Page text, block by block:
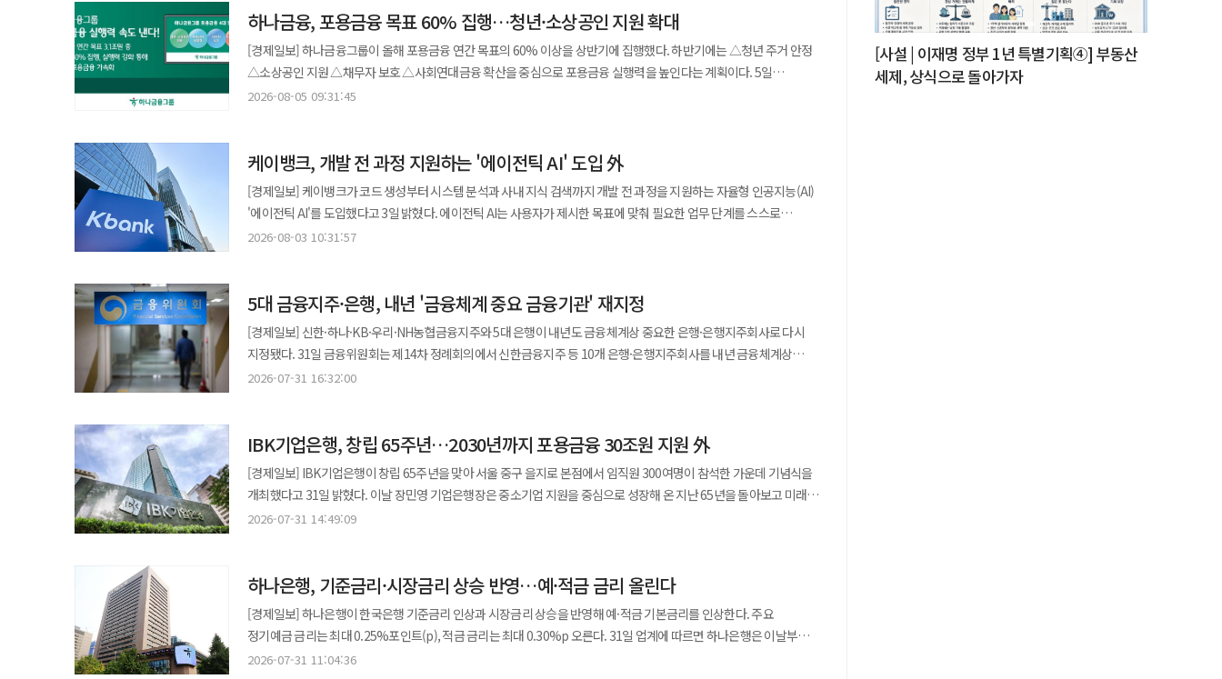
동기 대비 8.5% 늘어 증가율이 가장 높았다. 이자이익 증가와 함께 대손충당금 전입액이 0.8% 감소하면서 실적 개선을
이끌었다. 국민은행과 하나은행의 당기순이익은 각각 2조2254억원과 2조1211억원으로 전년 동기 대비 1.7%씩
증가했다. 국민은행은 충당금 전입액이 39.9% 감소했지만 일반관리비 증가로 순이익 증가 폭이 제한됐다. 하나은행은
이자이익이 두 자릿수 증가했지만 충당금 전입액이 38.4% 늘었다. 우리은행의 당기순이익은 1조3650억원으로 전년
동기 대비 12.0% 감소했다. NIM과 이자이익은 개선됐지만 신용손실에 대한 손상차손이 23.6% 증가하면서 전체
중소법인을 중심으로 저금리성 조달을 확대하고 개인 소매 결제성 자금도 늘어나면서 조달비용 관리에도 긍정적인
영향이 있을 것으로 보고 있다. 신한은행도 하반기 추가 금리 인상을 예상하며 NIM이 개선될 것으로 전망했다. 개인
정기예금 금리를 높여 예수금을 확보하는 동시에 기반 고객 확대를 통해 조달 구조도 개선될 것으로 보고 있다.
우리은행은 상반기 조달 효율화·자산수익률 제고로 NIM이 개선된 데 이어 하반기에도 금리 인상 흐름과 함께 상승세가
하반기 마진도 상반기 수준 이상을 기대하고 있다"고 말했다.
QR결제를 이용할 수 있다. GLN은 올해 하반기 베트남과 몽골 관광객까지 서비스 대상을 확대할 계획이다. 이석
GLN인터내셔널 대표는 "이번 QR결제 서비스 확대로 한국을 찾는 외국인 관광객이 더욱 편리하게 여행을 즐길 수 있게
되길 바란다"며 "앞으로도 혁신적인 결제 서비스를 지속적으로 제공해 국내외 고객에게 최상의 결제 경험을
티플러스와 연계해 통신 3사의 알뜰폰 요금제 28종을 비교하고 가입할 수 있는 서비스다. 가입 후 통신비 자동이체
계좌를 케이뱅크 계좌로 등록하고 요금을 납부하면 가입 다음 달부터 6개월간 매월 네이버페이 포인트 5000원을
지급한다. 최대 혜택은 3만원이다. 해당 서비스는 케이뱅크 앱 내 서비스 탭의 생활서비스 메뉴에서 이용할 수 있다.
케이뱅크는 'AI 부동산 경매 찾기' 서비스도 운영한다. 인공지능(AI) 기반 경매정보 플랫폼 '땅집고옥션'과 제휴해 전국의
제공하며 VIP 투자 분석 리포트를 통해 권리분석과 예상 입찰가, 예상 매각가 등도 확인 가능하다. 관련 정보는 법원 공식
데이터를 기반으로 제공한다. 케이뱅크 관계자는 "고객의 금융 니즈를 폭넓게 반영해 통신비 절감부터 부동산 투자까지
제휴 서비스를 확대했다"며 "앞으로도 여러 제휴처와 협업해 고객에게 실질적인 혜택과 편의를 제공하는 차별화된
대상은 아이통장 또는 토스뱅크 통장을 보유한 만 7세 이상 고객이다. 1인 1계좌만 가입할 수 있으며 가입 기간은
31일이다. 하루 최대 납입금액은 5000원이다. 금리는 기본금리 연 1.0%에 저금 성공 횟수에 따른 우대금리를 더해
적용한다. 31일간 저금하면 최고 연 10%의 금리를 받을 수 있다. 금리는 세전 기준이다. 고객은 매일 저금할 때마다
주어지는 미션을 수행하며 다람쥐의 매력과 체력, 지력 등을 높일 수 있다. 축적한 능력에 따라 캐릭터가 진화하며 저축
과정과 우대금리 조건을 게임 형태로 구성했다. 토스뱅크 관계자는 "키워봐요 31일적금은 고객이 저축을 어렵고
채무자의 상환 능력이 심각하게 악화하거나 최종 부도와 파산, 폐업 등으로 회수가 사실상 불가능하다고 판단되는
대출이 해당한다. 은행별로는 우리은행의 증가 폭이 가장 컸다. 우리은행의 2분기 말 추정손실은 1716억원으로 전년
동기(949억원) 대비 80.9% 증가했다. 같은 기간 하나은행의 추정손실은 1828억원으로 전년 동기(1178억원)보다
55.1% 늘었다. 이외 신한은행은 3421억원으로 전년 동기(2312억원) 대비 48.0%, KB국민은행 2489억원으로 전년
동기(2376억원) 대비 4.7% 증가했다. 반면 NH농협은행의 2분기 말 추정손실은 전년 동기(2752억원) 대비 3.5%
추정손실은 9809억원으로 전년 동기(7768억원) 대비 26.3% 증가했다. 직전 분기(8278억원)와 비교하면 18.5%
늘었다. 가계대출 추정손실도 증가했다. 5대 은행의 2분기 말 가계대출 추정손실은 2298억원으로 전년 동기(1794억원)
대비 28.1% 늘었다. 잠재 부실 여신도 10조원을 넘어섰다. 5대 은행의 2분기 말 요주의 여신은 10조2177억원으로 전년
동기(9조6667억원) 대비 5.7% 증가했다. 올해 1분기 말(9조3142억원)과 비교하면 9.7% 늘었다. 요주의 여신은 통상
원리금이 1일 이상 90일 미만 연체된 대출 등 향후 부실 가능성이 있는 채권을 뜻한다. 연체 기간이 90일을 넘으면
하나금융, 포용금융 목표 60% 집행…청년·소상공인 지원 확대
[경제일보] 하나금융그룹이 올해 포용금융 연간 목표의 60% 이상을 상반기에 집행했다. 하반기에는 △청년 주거 안정
△소상공인 지원 △채무자 보호 △사회연대금융 확산을 중심으로 포용금융 실행력을 높인다는 계획이다. 5일
하나금융은 민생경제 회복과 금융 사각지대 해소를 위해 포용금융 하반기 중점 추진 과제를 확정했다. 하나금융은 올해
강화한다. 하나금융은 지속성장·포용금융부문장인 이승열 부회장을 그룹 포용금융 최고책임자(CIFO)로 선정했다.
하반기 포용금융 4대 과제는 △청년·소상공인 지원 △포용금융 내재화 △채무자 보호 및 금융범죄 예방 △
사회연대금융 확산이다. 청년 지원 분야에서는 전세사기 피해 예방과 금융 안전망 구축에 나선다. 하나은행은 하반기 중
'청년지킴이 전세사기 보장보험'을 활용해 전세자금대출을 신규 이용하는 청년 약 1만명에게 보험료를 전액 지원할
계획이다. 청년 자산형성과 창업 지원도 이어간다. 하나은행은 보건복지부와 협업하는 '청년내일저축계좌'를 단독
청라국제도시 이전과 연계해 인천 지역 상생금융을 강화한다. 하나금융은 올해 인천신용보증재단에 총 55억원을
특별출연해 840억원 규모의 소상공인 특화 보증대출을 지원한다. 인천 지역화폐 '인천e음'과 공공 배달 애플리케이션
(앱) '먹깨비' 가맹점주에게 금융 우대 혜택도 제공한다. 인천 소상공인을 위한 100억원 규모의 마이너스통장 방식 긴급
운영자금도 추가 배정한다. '하나뿐인 사장님 대출' 등을 통해 무담보·무보증 금융지원과 성실상환 인센티브도 확대할
대안신용평가도 고도화한다. 하나은행은 하반기 중 통신정보 등 신규 대안 정보를 융합한 3차 고도화
대안신용평가모형을 적용할 예정이다. 금융위원회 주관 '소상공인 특화 신용평가모형(SCB)' 시범운영에도 참여한다.
중금리·서민금융 공급도 늘린다. 하나금융은 △하나원큐안심중금리대출 △새희망홀씨 △햇살론 등 상품 공급을
하반기에도 자체 채무조정을 확대해 취약 채무자의 재기를 지원한다. 금융범죄 예방 체계도 강화한다. 하나은행은 최근
3년간 약 6774억원 규모의 보이스피싱 피해를 예방했으며 하반기에는 신종 사기 패턴 분석과 고객 맞춤형 대응체계를
고도화할 계획이다. 사회연대금융도 확대한다. 하나금융은 사회적기업과 혁신기업 등 사회연대경제조직에 대한
금융지원을 핵심 과제로 정하고 사회투자펀드 참여와 맞춤형 금융지원 방안을 넓히기로 했다. 하나금융은 지난
2022년부터 '하나 파워 온 혁신기업 인턴십' 프로그램을 운영하고 있다. 이를 통해 현재까지 사회혁신기업 935곳과
2026-08-05 09:31:45
케이뱅크, 개발 전 과정 지원하는 '에이전틱 AI' 도입 外
[경제일보] 케이뱅크가 코드 생성부터 시스템 분석과 사내 지식 검색까지 개발 전 과정을 지원하는 자율형 인공지능(AI)
'에이전틱 AI'를 도입했다고 3일 밝혔다. 에이전틱 AI는 사용자가 제시한 목표에 맞춰 필요한 업무 단계를 스스로
설계하고 다양한 도구를 활용해 작업을 수행하는 AI 기술이다. 이번에 도입한 시스템은 개발자가 구현하려는 서비스
정보도 함께 확인할 수 있다. 개발자는 신규 기능을 개발하는 과정에서 관련 담당자와 적용 규정 등을 AI를 통해 바로
확인 가능하다. 케이뱅크는 지난 두 달간 시범 운영을 통해 실제 개발 환경에서의 활용 가능성을 점검했다. 시범 운영
기간에는 개발자 50명이 총 40억 토큰을 사용했다. 케이뱅크는 향후 사내 시스템 연계 범위를 확대해 에이전틱 AI를
개발과 협업 전반을 지원하는 통합 AI 플랫폼으로 발전시킬 계획이다. 연내 구축을 추진 중인 그래픽처리장치(GPU)
플랫폼을 기반으로 성능 고도화도 추진한다. 케이뱅크 관계자는 "에이전틱 AI는 반복적인 코드 작성과 자료 탐색 부담을
하나은행이 미성년자 전용 용돈 관리 통장인 '원픽(ONE PICK) 통장' 신규 가입 고객을 대상으로 여름방학 맞이
이벤트를 진행한다고 3일 밝혔다. 이달 말까지 하나원큐 애플리케이션(앱) 이벤트 페이지를 통해 원픽 통장을 신규
가입한 미성년자 고객에게 키즈카페 브랜드 챔피언의 통합 1회 이용권을 제공한다. 통합 이용권은 원픽 통장 가입 완료
다음 날 부모 고객의 하나원큐 앱 쿠폰함을 통해 지급된다. 원픽 통장은 미성년자 전용 파킹통장으로 매일 최종 잔액
지원하기 위해 이번 이벤트를 마련했다"며 "앞으로도 다양한 제휴를 통해 미성년자 고객 혜택을 확대하겠다"고 말했다.
◆ 토스뱅크, 오픈이노베이션 협업 분야 5개로 확대 토스뱅크가 서울창조경제혁신센터가 주관하는 오픈이노베이션
프로그램 '2026 2nd S.Stage'에 참여한다고 3일 밝혔다. 토스뱅크는 지난해 '2025 3rd S.Stage'에 이어 2년 연속
참여한다. 올해 참여 기업 5곳 가운데 은행권에서는 토스뱅크가 유일하다. 협업 분야는 지난해 사업자 신용평가 1개에서
2026-08-03 10:31:57
5대 금융지주·은행, 내년 '금융체계 중요 금융기관' 재지정
[경제일보] 신한·하나·KB·우리·NH농협금융지주와 5대 은행이 내년도 금융체계상 중요한 은행·은행지주회사로 다시
지정됐다. 31일 금융위원회는 제14차 정례회의에서 신한금융지주 등 10개 은행·은행지주회사를 내년 금융체계상
중요한 은행·은행지주회사(D-SIB), 금융체계상 중요한 금융기관(D-SIFI)으로 선정했다. D-SIB는 금융시스템에 미치는
△KB금융지주 △우리금융지주 △NH농협금융지주다. 은행은 △신한은행 △우리은행 △KB국민은행 △하나은행
△NH농협은행이 포함됐다. 금융위는 △국내 은행 △외은지점 △은행지주회사를 대상으로 규모와 상호연계성,
대체가능성 등 5개 부문 12개 평가지표를 측정해 금융시스템에 미치는 영향력을 평가했다. 평가 결과 △신한·하나·KB·
우리·농협금융지주 △신한·우리·KB국민·하나·농협은행 △한국산업은행 △중소기업은행의 평가점수가 D-SIB 선정
최저 기준인 600bp를 넘었다. 다만 산업은행과 기업은행은 정부가 지분을 보유한 공공기관인 점, 법상 정부 손실보전
자본 적립 부담은 없을 것으로 예상된다. 지난해 말 기준 10개 은행·은행지주회사의 자본비율은 모두 내년 최저 적립
필요 자본 수준을 웃돌았다. 내년 D-SIB 최저 적립 필요 자본비율은 △보통주비율 9.0% △기본자본비율 10.5% △
총자본비율 12.5%다. D-SIB로 선정된 은행과 은행지주회사는 D-SIFI로도 지정된다. D-SIFI는 자체정상화·
부실정리계획 제도의 적용 대상이다. 금융위는 내년 D-SIFI로 선정된 은행과 은행지주회사에 선정 결과를 통보하고
2026-07-31 16:32:00
IBK기업은행, 창립 65주년…2030년까지 포용금융 30조원 지원 外
[경제일보] IBK기업은행이 창립 65주년을 맞아 서울 중구 을지로 본점에서 임직원 300여명이 참석한 가운데 기념식을
개최했다고 31일 밝혔다. 이날 장민영 기업은행장은 중소기업 지원을 중심으로 성장해 온 지난 65년을 돌아보고 미래
100년 은행으로 도약하기 위한 주요 과제를 제시했다. 기업은행은 새로운 미래 비전인 'ON-IBK'를 바탕으로
업무와 금융서비스 전반에 활용하는 'AI 네이티브 뱅크'로 전환해 성장 기반을 강화할 방침이다. 장 행장은 "급변하는
글로벌 경제 상황과 금융 패러다임의 변화 속에서도 기업은행은 국책은행으로서의 본분을 다해왔다"며 "기업과 개인의
가능성을 켜고 온 세상을 따뜻하게 만드는 새로운 미래 비전 'ON-IBK'를 통해 사회적 책임을 다하는 은행으로
거듭나겠다"고 말했다. ◆ 신협사회공헌재단, 취약계층 아동 999명 전통문화 기차여행 지원 신협사회공헌재단이 전국
취약계층 아동 999명을 대상으로 '2026년 어린이 전통문화체험 기차여행'을 진행한다고 31일 밝혔다. 참여 아동들은
2026-07-31 14:49:09
하나은행, 기준금리·시장금리 상승 반영…예·적금 금리 올린다
[경제일보] 하나은행이 한국은행 기준금리 인상과 시장금리 상승을 반영해 예·적금 기본금리를 인상한다. 주요
정기예금 금리는 최대 0.25%포인트(p), 적금 금리는 최대 0.30%p 오른다. 31일 업계에 따르면 하나은행은 이날부터
수신상품 기본금리를 인상한다. '내맘적금'은 다음달 3일부터 변경 금리를 적용한다. 대표 정기예금인 '하나의 정기예금'
2026-07-31 11:04:36
[사설 | 이재명 정부 1년 특별기획④] 부동산
세제, 상식으로 돌아가자